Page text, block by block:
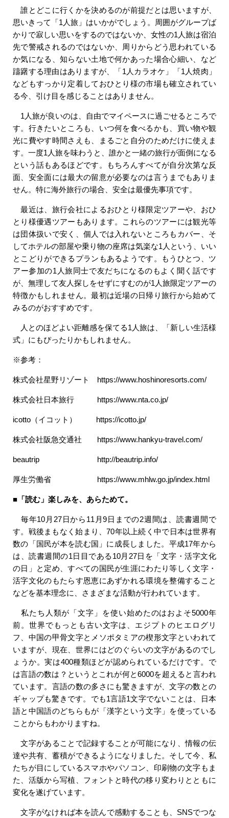
誰とどこに行くかを決めるのが前提だとは思いますが、
思いきって「1人旅」はいかがでしょう。周囲がグループば
かりで寂しい思いをするのではないか、女性の1人旅は宿泊
先で警戒されるのではないか、周りからどう思われている
か気になる、知らない土地で何かあった場合心細い、など
躊躇する理由はありますが、「1人カラオケ」「1人焼肉」
などもすっかり定着しておひとり様の市場も確立されてい
る今、引け目を感じることはありません。
1人旅が良いのは、自由でマイペースに過ごせるところで
す。行きたいところも、いつ何を食べるかも、買い物や観
光に費やす時間さえも、まるごと自分のためだけに使えま
す。一度1人旅を味わうと、誰かと一緒の旅行が面倒になる
という話もあるほどです。もちろんすべてが自分次第な反
面、安全面には最大の留意が必要なのは言うまでもありま
せん。特に海外旅行の場合、安全は最優先事項です。
最近は、旅行会社によるおひとり様限定ツアーや、おひ
とり様優遇ツアーもあります。これらのツアーには観光等
は団体扱いで安く、個人では入れないところもカバー、そ
してホテルの部屋や乗り物の座席は気楽な1人という、いい
とこどりができるプランもあるようです。もうひとつ、ツ
アー参加の1人旅同士で友だちになるのもよく聞く話です
が、無理して友人探しをせずにすむのが1人旅限定ツアーの
特徴かもしれません。最初は近場の日帰り旅行から始めて
みるのがおすすめです。
人とのほどよい距離感を保てる1人旅は、「新しい生活様
式」にもぴったりかもしれません。
※参考：
株式会社星野リゾート https://www.hoshinoresorts.com/
株式会社日本旅行 https://www.nta.co.jp/
icotto（イコット） https://icotto.jp/
株式会社阪急交通社 https://www.hankyu-travel.com/
beautrip http://beautrip.info/
厚生労働省 https://www.mhlw.go.jp/index.html
■ 「読む」楽しみを、あらためて。
毎年10月27日から11月9日までの2週間は、読書週間で
す。戦後まもなく始まり、70年以上続く中で日本は世界有
数の「国民が本を読む国」に成長しました。平成17年から
は、読書週間の1日目である10月27日を「文字・活字文化
の日」と定め、すべての国民が生涯にわたり等しく文字・
活字文化のもたらす恩恵にあずかれる環境を整備すること
などを基本理念に、さまざまな活動が行われています。
私たち人類が「文字」を使い始めたのはおよそ5000年
前。世界でもっとも古い文字は、エジプトのヒエログリ
フ、中国の甲骨文字とメソポタミアの楔形文字といわれて
いますが、現在、世界にはどのぐらいの文字があるのでし
ょうか。実は400種類ほどが認められているだけです。で
は言語の数は？というとこれが何と6000を超えると言われ
ています。言語の数の多さにも驚きますが、文字の数との
ギャップも驚きです。でも1言語1文字でないことは、日本
語と中国語のどちらもが「漢字という文字」を使っている
ことからもわかりますね。
文字があることで記録することが可能になり、情報の伝
達や共有、蓄積ができるようになりました。そして今、私
たちが目にしているスマホやパソコン、印刷物の文字もま
た、活版から写植、フォントと時代の移り変わりとともに
変化を遂げています。
文字がなければ本を読んで感動することも、SNSでつな